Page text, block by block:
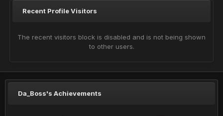
Recent Profile Visitors
The recent visitors block is disabled and is not being shown
to other users.
Da_Boss's Achievements